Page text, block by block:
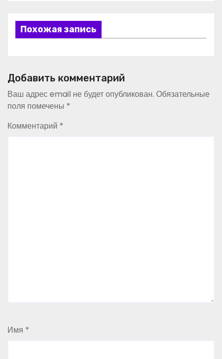
Похожая запись
Добавить комментарий
Ваш адрес email не будет опубликован. Обязательные
поля помечены *
Комментарий *
Имя *